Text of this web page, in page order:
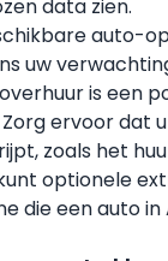
data zien.
auto-
uw
is een
ervoor dat
zoals het
optionele
die een auto